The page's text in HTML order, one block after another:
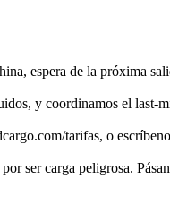
espera de la próxima
y coordinamos el
tarifas, o
ser carga peligrosa.